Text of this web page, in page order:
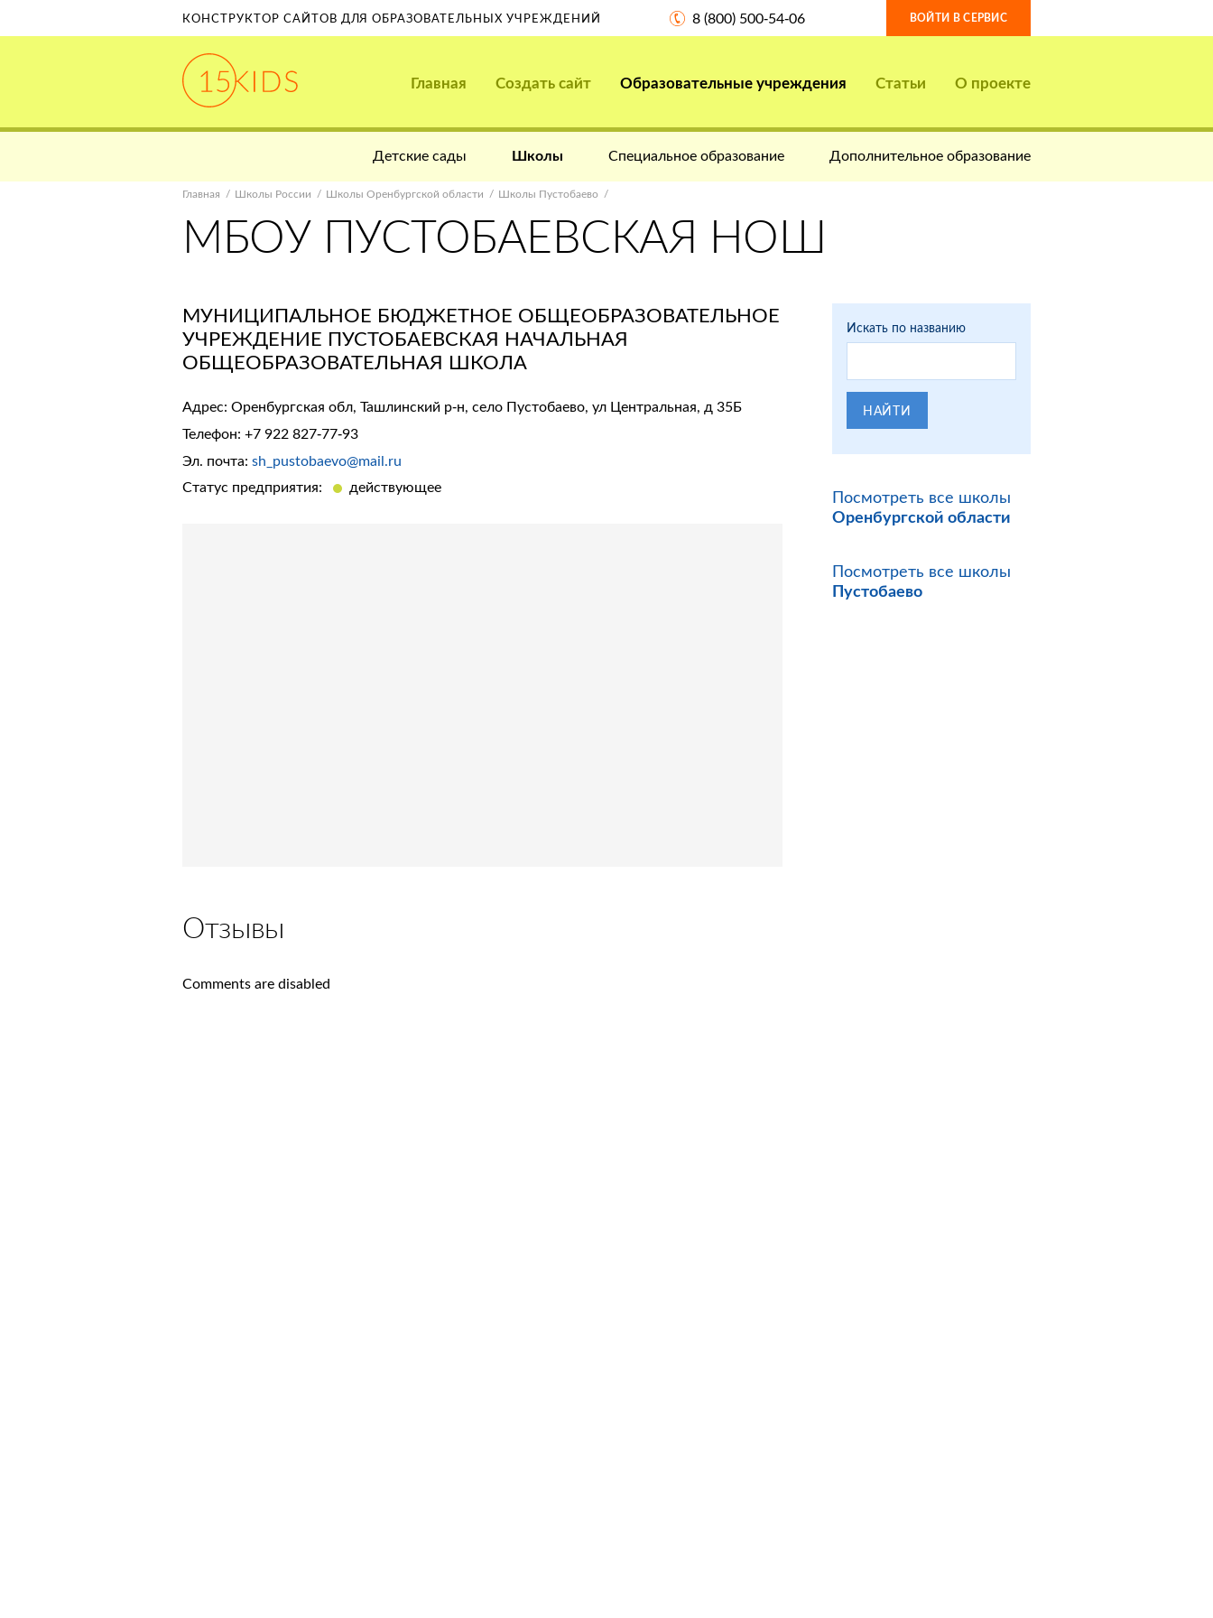
КОНСТРУКТОР САЙТОВ ДЛЯ ОБРАЗОВАТЕЛЬНЫХ УЧРЕЖДЕНИЙ 8 (800) 500-54-06 ВОЙТИ В СЕРВИС
Главная Создать сайт Образовательные учреждения Статьи О проекте
Детские сады Школы Специальное образование Дополнительное образование
Главная Школы России Школы Оренбургской области Школы Пустобаево
МБОУ ПУСТОБАЕВСКАЯ НОШ
МУНИЦИПАЛЬНОЕ БЮДЖЕТНОЕ ОБЩЕОБРАЗОВАТЕЛЬНОЕ
УЧРЕЖДЕНИЕ ПУСТОБАЕВСКАЯ НАЧАЛЬНАЯ
ОБЩЕОБРАЗОВАТЕЛЬНАЯ ШКОЛА
Адрес: Оренбургская обл, Ташлинский р-н, село Пустобаево, ул Центральная, д 35Б
Телефон: +7 922 827-77-93
Эл. почта: sh_pustobaevo@mail.ru
Статус предприятия:
действующее
Отзывы
Comments are disabled
Искать по названию
НАЙТИ
Посмотреть все школы
Оренбургской области
Посмотреть все школы
Пустобаево